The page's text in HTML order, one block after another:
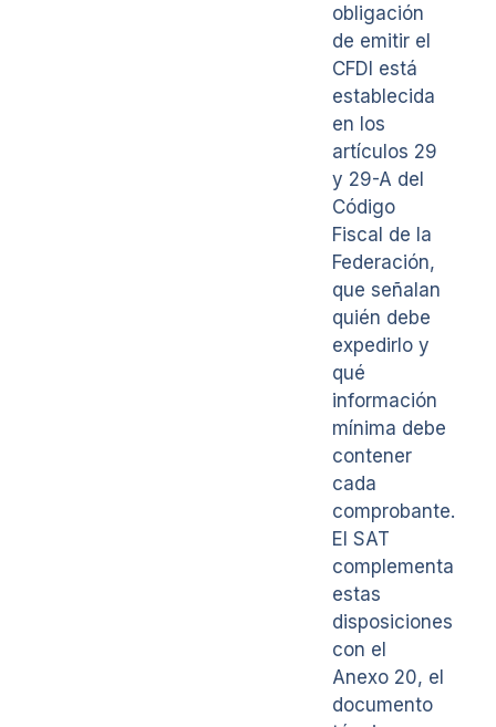
obligación
de emitir el
CFDI está
establecida
en los
artículos 29
y 29-A del
Código
Fiscal de la
Federación,
que señalan
quién debe
expedirlo y
qué
información
mínima debe
contener
cada
comprobante.
El SAT
complementa
estas
disposiciones
con el
Anexo 20, el
documento